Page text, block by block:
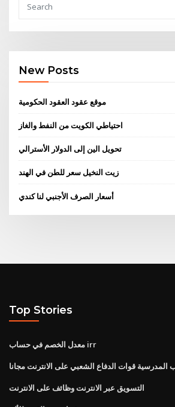
New Posts
موقع عقود العقود الحكومية
احتياطي الكويت من النفط والغاز
تحويل الين إلى الدولار الأسترالي
زيت النخيل سعر للطن في الهند
أسعار الصرف الأجنبي لنا كندي
Top Stories
معدل الخصم في حساب irr
المدرسية قوات الدفاع الشعبي على الانترنت مجانا
التسويق عبر الانترنت وظائف على الانترنت